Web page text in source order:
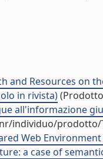
and Resources on
in rivista)
all'informazione
individuo/prodotto/
Web
a case of